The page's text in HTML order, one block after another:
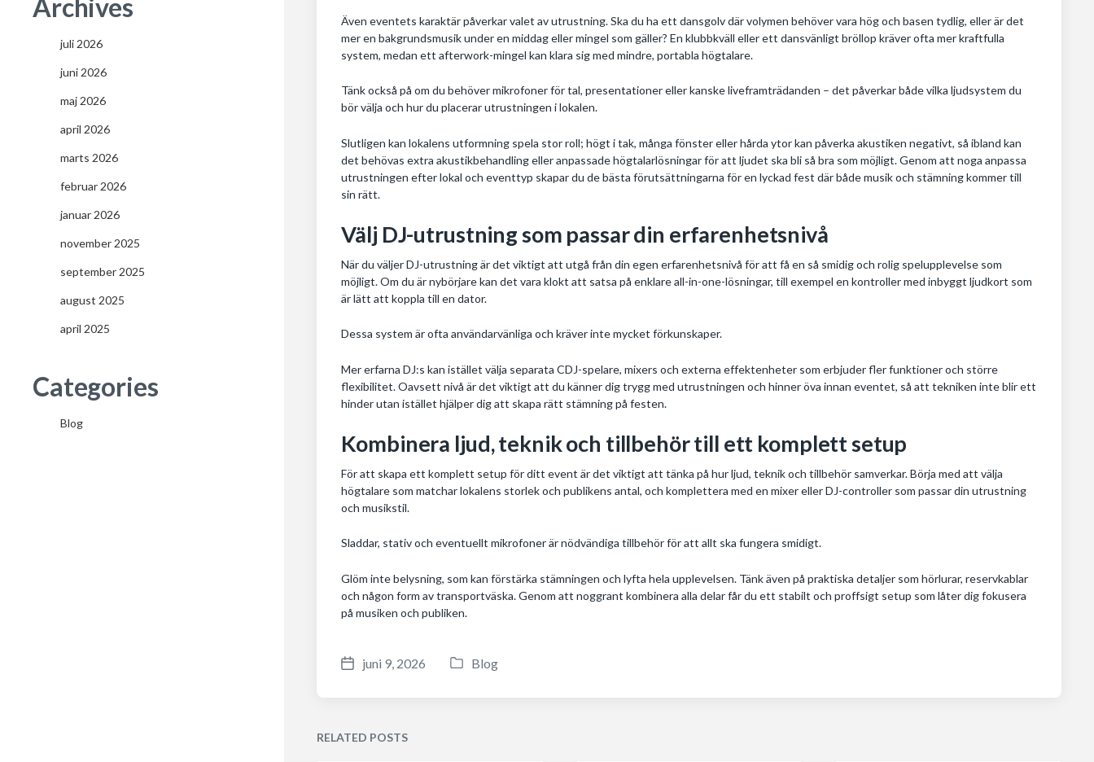
Archives
juli 2026
juni 2026
maj 2026
april 2026
marts 2026
februar 2026
januar 2026
november 2025
september 2025
august 2025
april 2025
Categories
Blog
Även eventets karaktär påverkar valet av utrustning. Ska du ha ett dansgolv där volymen behöver vara hög och basen tydlig, eller är det
mer en bakgrundsmusik under en middag eller mingel som gäller? En klubbkväll eller ett dansvänligt bröllop kräver ofta mer kraftfulla
system, medan ett afterwork-mingel kan klara sig med mindre, portabla högtalare.
Tänk också på om du behöver mikrofoner för tal, presentationer eller kanske liveframträdanden – det påverkar både vilka ljudsystem du
bör välja och hur du placerar utrustningen i lokalen.
Slutligen kan lokalens utformning spela stor roll; högt i tak, många fönster eller hårda ytor kan påverka akustiken negativt, så ibland kan
det behövas extra akustikbehandling eller anpassade högtalarlösningar för att ljudet ska bli så bra som möjligt. Genom att noga anpassa
utrustningen efter lokal och eventtyp skapar du de bästa förutsättningarna för en lyckad fest där både musik och stämning kommer till
sin rätt.
Välj DJ-utrustning som passar din erfarenhetsnivå
När du väljer DJ-utrustning är det viktigt att utgå från din egen erfarenhetsnivå för att få en så smidig och rolig spelupplevelse som
möjligt. Om du är nybörjare kan det vara klokt att satsa på enklare all-in-one-lösningar, till exempel en kontroller med inbyggt ljudkort som
är lätt att koppla till en dator.
Dessa system är ofta användarvänliga och kräver inte mycket förkunskaper.
Mer erfarna DJ:s kan istället välja separata CDJ-spelare, mixers och externa effektenheter som erbjuder fler funktioner och större
flexibilitet. Oavsett nivå är det viktigt att du känner dig trygg med utrustningen och hinner öva innan eventet, så att tekniken inte blir ett
hinder utan istället hjälper dig att skapa rätt stämning på festen.
Kombinera ljud, teknik och tillbehör till ett komplett setup
För att skapa ett komplett setup för ditt event är det viktigt att tänka på hur ljud, teknik och tillbehör samverkar. Börja med att välja
högtalare som matchar lokalens storlek och publikens antal, och komplettera med en mixer eller DJ-controller som passar din utrustning
och musikstil.
Sladdar, stativ och eventuellt mikrofoner är nödvändiga tillbehör för att allt ska fungera smidigt.
Glöm inte belysning, som kan förstärka stämningen och lyfta hela upplevelsen. Tänk även på praktiska detaljer som hörlurar, reservkablar
och någon form av transportväska. Genom att noggrant kombinera alla delar får du ett stabilt och proffsigt setup som låter dig fokusera
på musiken och publiken.
P
t
juni 9, 2026
P
Blog
RELATED POSTS